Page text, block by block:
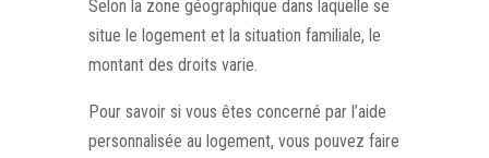
Selon la zone géographique dans laquelle se
situe le logement et la situation familiale, le
montant des droits varie.
Pour savoir si vous êtes concerné par l’aide
personnalisée au logement, vous pouvez faire